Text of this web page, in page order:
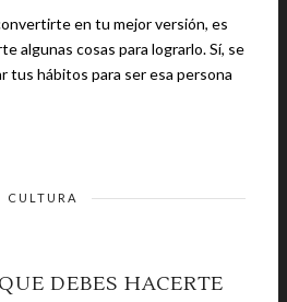
en tu mejor versión, es
cosas para lograrlo. Sí, se
tus hábitos para ser esa persona
CULTURA
DEBES HACERTE